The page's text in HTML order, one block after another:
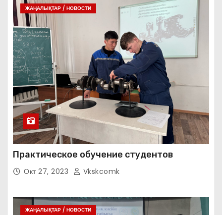
ЖАҢАЛЫҚТАР / НОВОСТИ
Практическое обучение студентов
Окт 27, 2023 Vkskcomk
ЖАҢАЛЫҚТАР / НОВОСТИ